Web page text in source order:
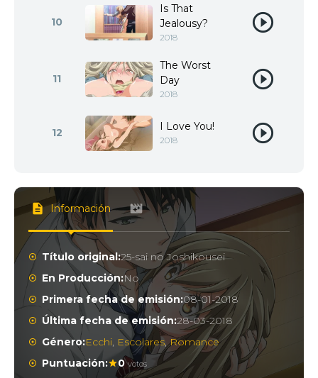
10
Is That
Jealousy?
2018
11
The Worst
Day
2018
12 I Love You!
2018
Información
Título original:25-sai no Joshikousei
En Producción:No
Primera fecha de emisión:08-01-2018
Última fecha de emisión:28-03-2018
Género:Ecchi, Escolares,Romance
Puntuación:
0 votos